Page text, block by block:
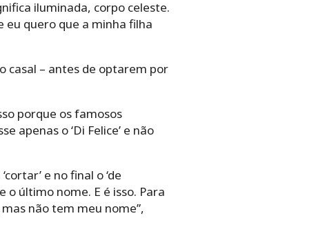
iluminada, corpo celeste.
eu quero que a minha filha
casal – antes de optarem por
porque os famosos
apenas o ‘Di Felice’ e não
e no final o ‘de
o último nome. E é isso. Para
não tem meu nome”,